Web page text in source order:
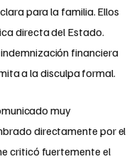
para la familia. Ellos
directa del Estado.
financiera
a la disculpa formal.
muy
directamente por el
criticó fuertemente el